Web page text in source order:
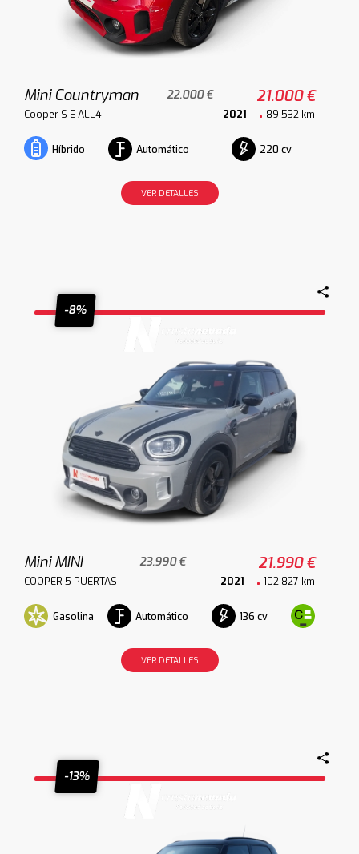
Mini Countryman 22.000 € 21.000 €
Cooper S E ALL4 2021 89.532 km
Híbrido Automático 220 cv
VER DETALLES
-8%
Mini MINI 23.990 € 21.990 €
COOPER 5 PUERTAS 2021 102.827 km
Gasolina Automático 136 cv
VER DETALLES
-13%